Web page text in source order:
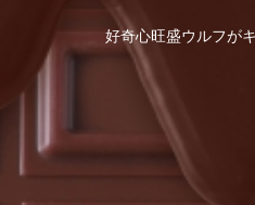
好奇心旺盛ウルフが